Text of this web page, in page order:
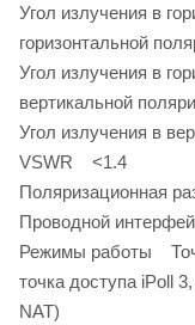
Угол излучения в
горизонтальной
Угол излучения в
вертикальной
Угол излучения в
VSWR <1.4
Поляризационная
Проводной
Режимы работы
точка доступа iPoll
NAT)